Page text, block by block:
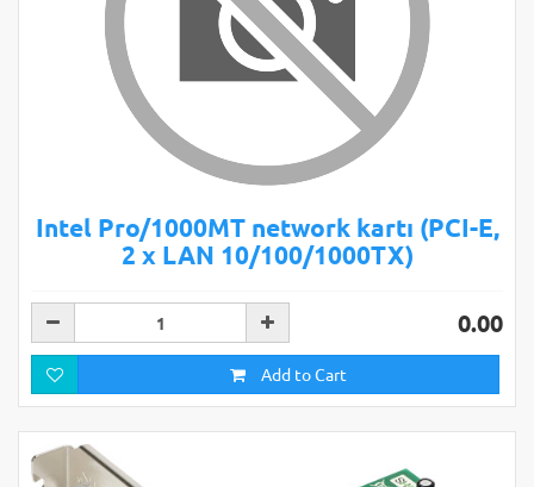
Intel Pro/1000MT network kartı (PCI-E,
2 x LAN 10/100/1000TX)
0.00
Add to Cart